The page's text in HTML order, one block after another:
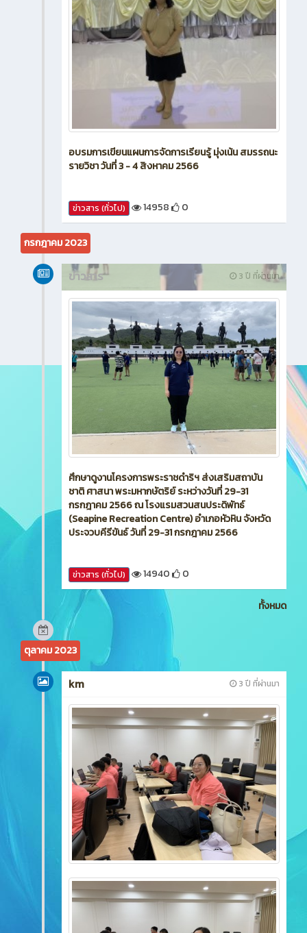
อบรมการเขียนแผนการจัดการเรียนรู้ มุ่งเน้น สมรรถนะ
รายวิชา วันที่ 3 - 4 สิงหาคม 2566
ข่าวสาร (ทั่วไป) 14958 0
กรกฎาคม 2023
3 ปี ที่ผ่านมา
ข่าวสาร
ศึกษาดูงานโครงการพระราชดำริฯ ส่งเสริมสถาบัน
ชาติ ศาสนา พระมหากษัตริย์ ระหว่างวันที่ 29-31
กรกฎาคม 2566 ณ โรงแรมสวนสนประดิพัทธ์
(Seapine Recreation Centre) อำเภอหัวหิน จังหวัด
ประจวบคีรีขันธ์ วันที่ 29-31 กรกฎาคม 2566
ข่าวสาร (ทั่วไป) 14940 0
ทั้งหมด
ตุลาคม 2023
3 ปี ที่ผ่านมา
km